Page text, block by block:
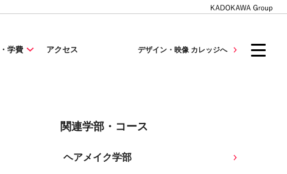
学費 アクセス デザイン・映像 カレッジへ
関連学部・コース
ヘアメイク学部